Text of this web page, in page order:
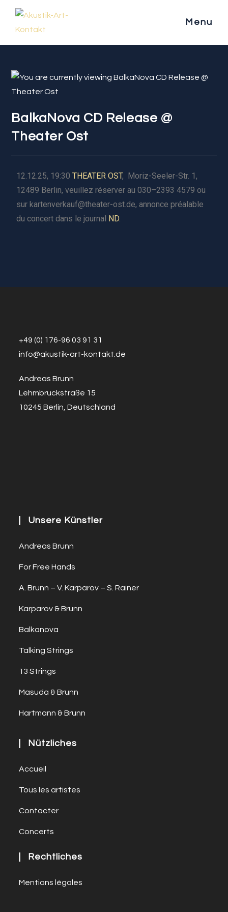
Menu
BalkaNova CD Release @
Theater Ost
12.12.25, 19:30THEATER OST, Moriz-Seeler-Str. 1,
12489 Berlin, veuillez réserver au 030–2393 4579 ou
sur kartenverkauf@theater-ost.de, annonce préalable
du concert dans le journal ND.
+49 (0) 176-96 03 91 31
info@akustik-art-kontakt.de
Andreas Brunn
Lehmbruckstraße 15
10245 Berlin, Deutschland
Unsere Künstler
Andreas Brunn
For Free Hands
A. Brunn – V. Karparov – S. Rainer
Karparov & Brunn
Balkanova
Talking Strings
13 Strings
Masuda & Brunn
Hartmann & Brunn
Nützliches
Accueil
Tous les artistes
Contacter
Concerts
Rechtliches
Mentions légales